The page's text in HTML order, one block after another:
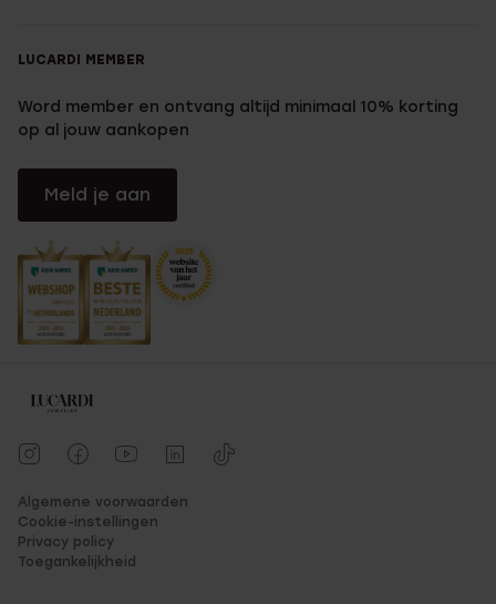
LUCARDI MEMBER
Word member en ontvang altijd minimaal 10% korting
op al jouw aankopen
Meld je aan
Algemene voorwaarden
Cookie-instellingen
Privacy policy
Toegankelijkheid